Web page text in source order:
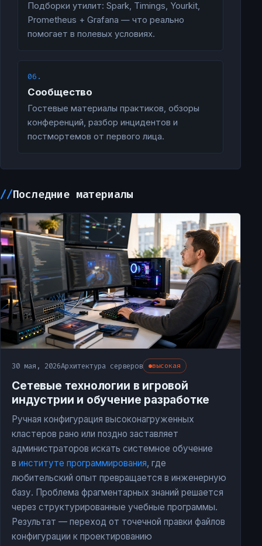
Подборки утилит: Spark, Timings, Yourkit,
Prometheus + Grafana — что реально
помогает в полевых условиях.
06.
Сообщество
Гостевые материалы практиков, обзоры
конференций, разбор инцидентов и
постмортемов от первого лица.
Последние материалы
30 мая, 2026Архитектура серверов высокая
Сетевые технологии в игровой
индустрии и обучение разработке
Ручная конфигурация высоконагруженных
кластеров рано или поздно заставляет
администраторов искать системное обучение
винституте программирования, где
любительский опыт превращается в инженерную
базу. Проблема фрагментарных знаний решается
через структурированные учебные программы.
Результат — переход от точечной правки файлов
конфигурации к проектированию